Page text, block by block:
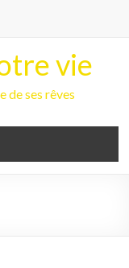
vie
de ses rêves